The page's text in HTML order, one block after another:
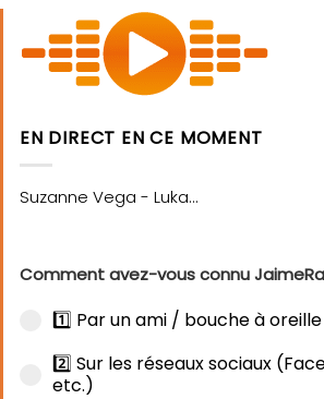
EN DIRECT EN CE MOMENT
Comment avez-vous connu
1️⃣ Par un ami / bouche à oreille
2️⃣ Sur les réseaux sociaux
etc.)